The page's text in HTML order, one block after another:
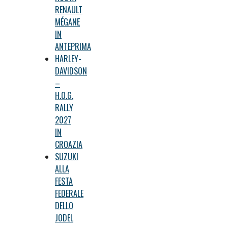
RENAULT
MÉGANE
IN
ANTEPRIMA
HARLEY-
DAVIDSON
–
H.O.G.
RALLY
2027
IN
CROAZIA
SUZUKI
ALLA
FESTA
FEDERALE
DELLO
JODEL